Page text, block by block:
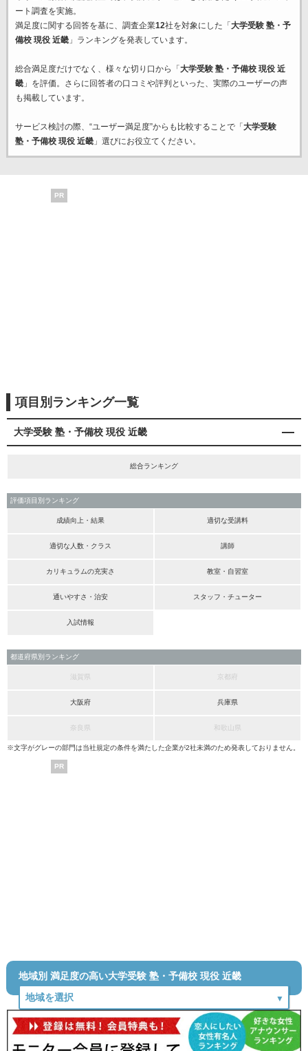
ート調査を実施。
満足度に関する回答を基に、調査企業12社を対象にした「 大学受験 塾・予
備校 現役 近畿」ランキングを発表しています。
総合満足度だけでなく、様々な切り口から「 大学受験 塾・予備校 現役 近
畿」を評価。さらに回答者の口コミや評判といった、実際のユーザーの声
も掲載しています。
サービス検討の際、“ユーザー満足度”からも比較することで「 大学受験
塾・予備校 現役 近畿」選びにお役立てください。
PR
項目別ランキング一覧
大学受験 塾・予備校 現役 近畿
総合ランキング
評価項目別ランキング
成績向上・結果 適切な受講料
適切な人数・クラス 講師
カリキュラムの充実さ 教室・自習室
通いやすさ・治安 スタッフ・チューター
入試情報
都道府県別ランキング
滋賀県 京都府
大阪府 兵庫県
奈良県 和歌山県
※文字がグレーの部門は当社規定の条件を満たした企業が2社未満のため発表しておりません。
PR
地域別 満足度の高い大学受験 塾・予備校 現役 近畿